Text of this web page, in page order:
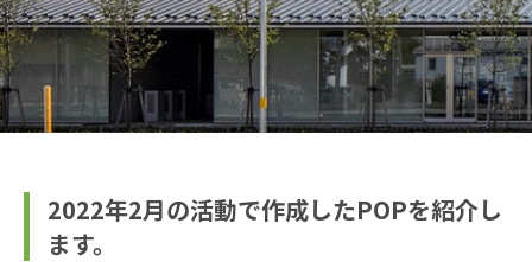
2022年2月の活動で作成したPOPを紹介し
ます。